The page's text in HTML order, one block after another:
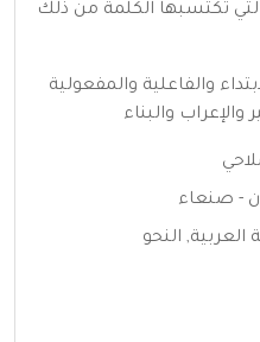
تكتسبها الكلمة من ذلك
والفاعلية والمفعولية
والإعراب والبناء
- صنعاء
العربية, النحو